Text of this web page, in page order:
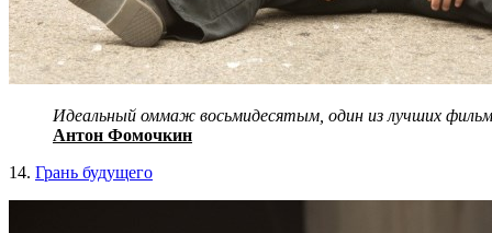
Идеальный оммаж восьмидесятым, один из лучших
Антон Фомочкин
14. Грань будущего